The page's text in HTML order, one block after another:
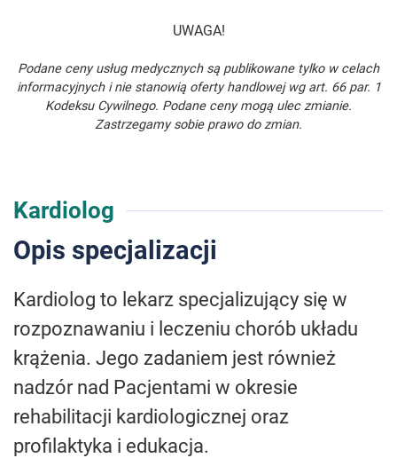
UWAGA!
Podane ceny usług medycznych są publikowane tylko w celach
informacyjnych i nie stanowią oferty handlowej wg art. 66 par. 1
Kodeksu Cywilnego. Podane ceny mogą ulec zmianie.
Zastrzegamy sobie prawo do zmian.
Kardiolog
Opis specjalizacji
Kardiolog to lekarz specjalizujący się w
rozpoznawaniu i leczeniu chorób układu
krążenia. Jego zadaniem jest również
nadzór nad Pacjentami w okresie
rehabilitacji kardiologicznej oraz
profilaktyka i edukacja.